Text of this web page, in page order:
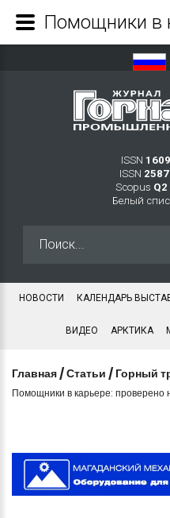
ISSN
ISSN
Scopus Q2
Белый
НОВОСТИ КАЛЕНДАРЬ
ВИДЕО АРКТИКА
Главная /Статьи / Горный
Помощники в карьере: проверено